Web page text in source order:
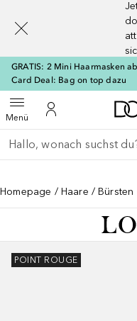
GRATIS: 2 Mini Haarmasken
Card Deal: Bag on top dazu
MenüMenü öffnenZu Meinem
Gehe zurück
Suche ausführen
Homepage Haare Bürsten
POINT ROUGE